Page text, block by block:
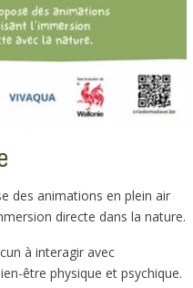
des animations en plein air
directe dans la nature.
à interagir avec
être physique et psychique.